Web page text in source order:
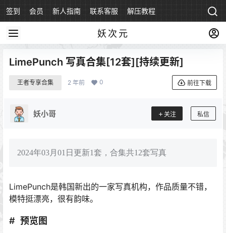
签到 会员 新人指南 联系客服 解压教程
妖次元
LimePunch 写真合集[12套][持续更新]
王者专享合集 2 年前 0 前往下载
妖小哥 关注 私信
2024年03月01日更新1套，合集共12套写真
LimePunch是韩国新出的一家写真机构，作品质量不错，
模特挺漂亮，很有韵味。
预览图